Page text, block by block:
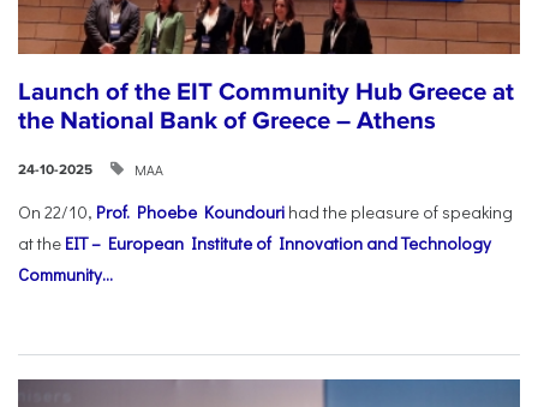
Launch of the EIT Community Hub Greece at
the National Bank of Greece – Athens
24-10-2025 ΜΑΑ
On 22/10, Prof. Phoebe Koundouri had the pleasure of speaking
at the EIT – European Institute of Innovation and Technology
Community...